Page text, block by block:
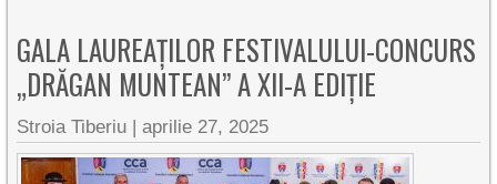
GALA LAUREAȚILOR FESTIVALULUI-CONCURS
„DRĂGAN MUNTEAN” A XII-A EDIȚIE
Stroia Tiberiu |aprilie 27, 2025